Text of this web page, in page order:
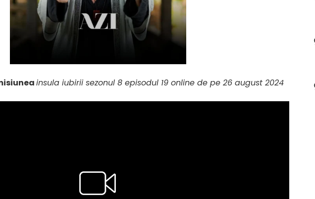
insula iubirii sezonul 8 episodul 19 online de pe 26 august 2024